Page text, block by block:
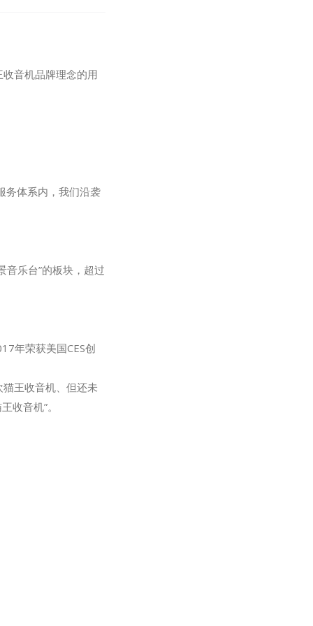
音机品牌理念的用
务体系内，我们沿袭
音乐台”的板块，超过
年荣获美国CES创
王收音机、但还未
收音机”。